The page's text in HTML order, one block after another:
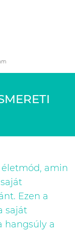
életmód, amin
Ezen a
saját
hangsúly a